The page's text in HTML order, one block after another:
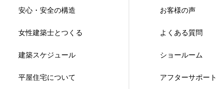
安心・安全の構造
女性建築士とつくる
建築スケジュール
平屋住宅について
お客様の声
よくある質問
ショールーム
アフターサポート